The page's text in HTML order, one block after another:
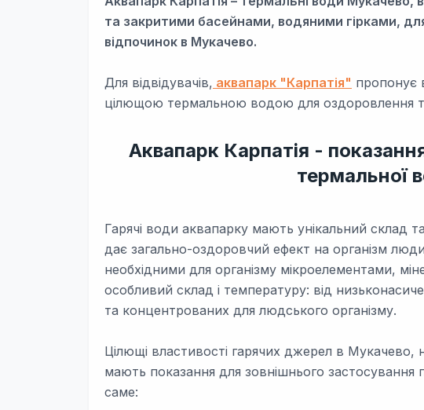
та закритими басейнами, водяними гірками,
відпочинок в Мукачево.
Для відвідувачів, аквапарк "Карпатія" пропонує
цілющою термальною водою для оздоровлення
Аквапарк Карпатія -
термальної
Гарячі води аквапарку мають унікальний склад
дає загально-оздоровчий ефект на організм
необхідними для організму мікроелементами,
особливий склад і температуру: від
та концентрованих для людського організму.
Цілющі властивості гарячих джерел в Мукачево,
мають показання для зовнішнього
саме: